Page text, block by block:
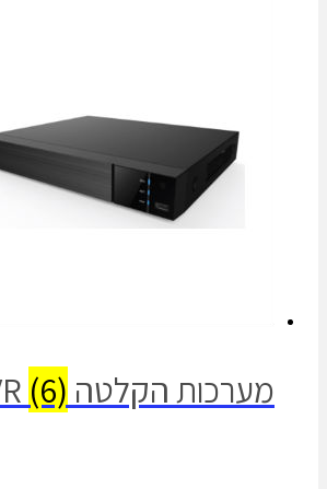
מערכות הקלטה NVR (6)